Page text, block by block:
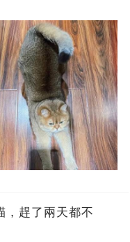
，趕了兩天都不